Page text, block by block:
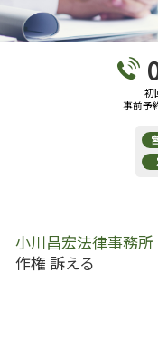
初
事前予
小川昌宏法律事務所
作権 訴える